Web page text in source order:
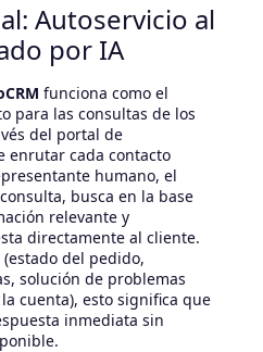
Autoservicio al
por IA
funciona como el
para las consultas de los
del portal de
enrutar cada contacto
humano, el
busca en la base
relevante y
directamente al cliente.
del pedido,
solución de problemas
cuenta), esto significa que
inmediata sin